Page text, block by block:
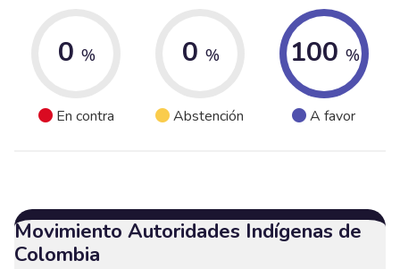
0 %
En contra
0 %
Abstención
100 %
A favor
Movimiento Autoridades Indígenas de
Colombia